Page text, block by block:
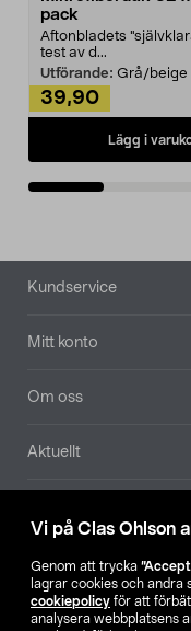
Vi på Clas Ohlson
Genom att trycka
lagrar cookies och andra
cookiepolicy för att
analysera webbplatsens
pack
Aftonbladets
test av d...
Utförande: Grå/beige
39,90
Lägg i
Sidfot
Kundservice
Mitt konto
Om oss
Aktuellt